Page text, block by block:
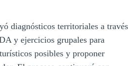
diagnósticos territoriales a través
y ejercicios grupales para
posibles y proponer